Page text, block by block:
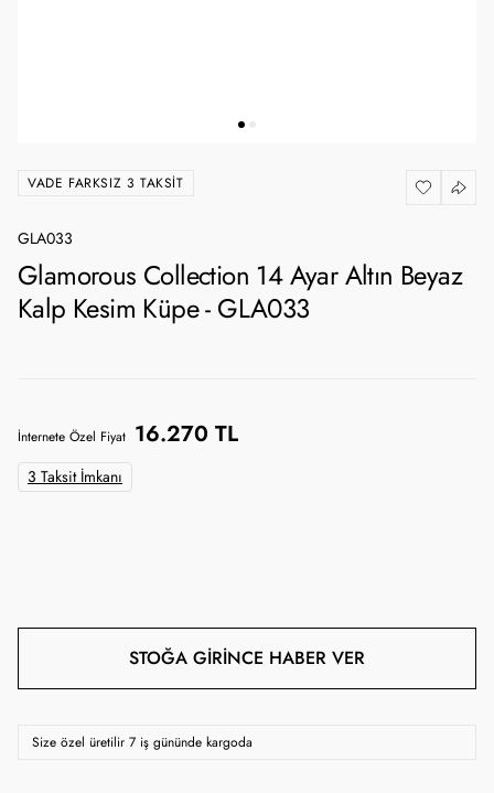
VADE FARKSIZ 3 TAKSIT
GLA033
Glamorous Collection 14 Ayar Altın Beyaz
Kalp Kesim Küpe - GLA033
İnternete Özel Fiyat 16.270 TL
3 Taksit İmkanı
STOĞA GIRINCE HABER VER
Size özel üretilir 7 iş gününde kargoda